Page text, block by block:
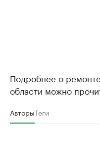
Подробнее о
области можно
АвторыТеги